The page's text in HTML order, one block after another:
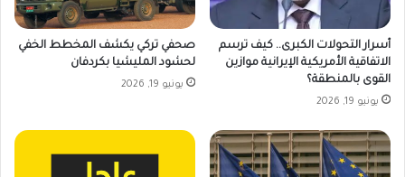
أسرار التحولات الكبرى.. كيف ترسم
الاتفاقية الأمريكية الإيرانية موازين
القوى بالمنطقة؟
يونيو 19, 2026
صحفي تركي يكشف المخطط الخفي
لحشود المليشيا بكردفان
يونيو 19, 2026